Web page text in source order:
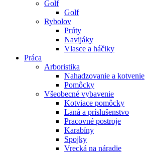
Golf
Golf
Rybolov
Prúty
Navijáky
Vlasce a háčiky
Práca
Arboristika
Nahadzovanie a kotvenie
Pomôcky
Všeobecné vybavenie
Kotviace pomôcky
Laná a príslušenstvo
Pracovné postroje
Karabíny
Spojky
Vrecká na náradie